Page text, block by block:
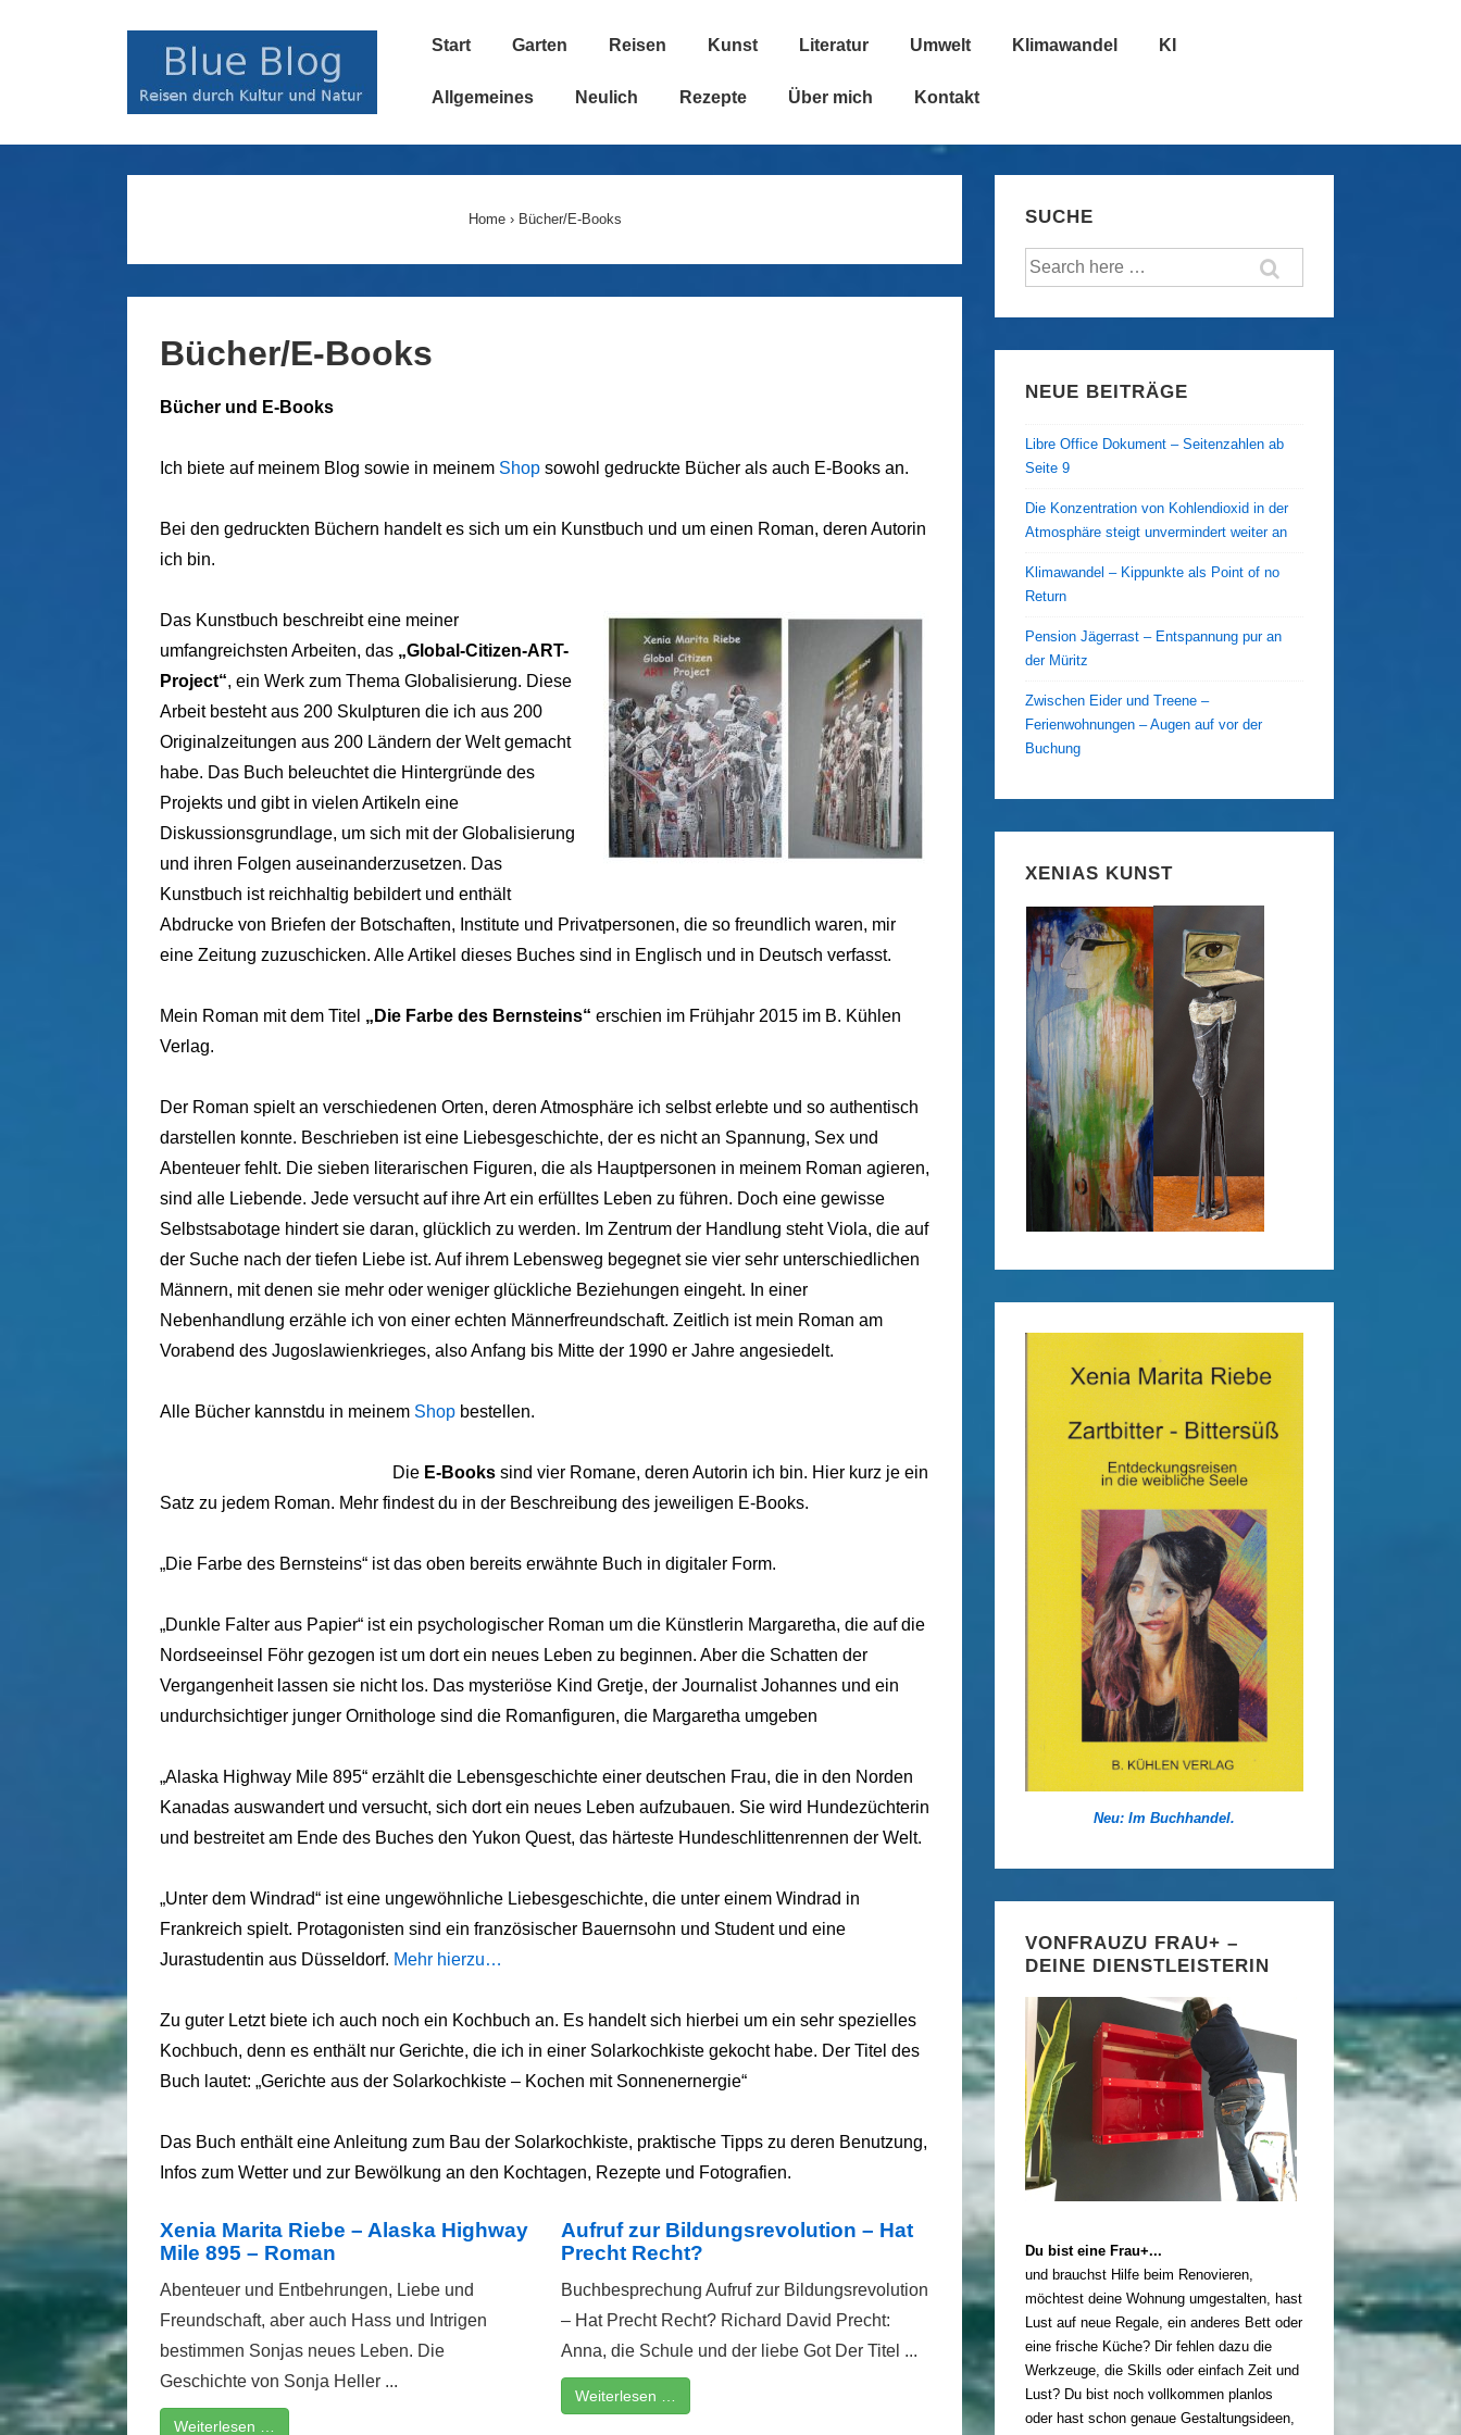
Main
Start Garten Reisen Kunst Literatur Umwelt Klimawandel KI
Allgemeines Neulich Rezepte Über mich Kontakt
Home › Bücher/E-Books
Bücher/E-Books
Bücher und E-Books
Ich biete auf meinem Blog sowie in meinem Shop sowohl gedruckte Bücher als auch E-Books an.
Bei den gedruckten Büchern handelt es sich um ein Kunstbuch und um einen Roman, deren Autorin
ich bin.
Das Kunstbuch beschreibt eine meiner
umfangreichsten Arbeiten, das „Global-Citizen-ART-
Project“, ein Werk zum Thema Globalisierung. Diese
Arbeit besteht aus 200 Skulpturen die ich aus 200
Originalzeitungen aus 200 Ländern der Welt gemacht
habe. Das Buch beleuchtet die Hintergründe des
Projekts und gibt in vielen Artikeln eine
Diskussionsgrundlage, um sich mit der Globalisierung
und ihren Folgen auseinanderzusetzen. Das
Kunstbuch ist reichhaltig bebildert und enthält
Abdrucke von Briefen der Botschaften, Institute und Privatpersonen, die so freundlich waren, mir
eine Zeitung zuzuschicken. Alle Artikel dieses Buches sind in Englisch und in Deutsch verfasst.
Mein Roman mit dem Titel „Die Farbe des Bernsteins“ erschien im Frühjahr 2015 im B. Kühlen
Verlag.
Der Roman spielt an verschiedenen Orten, deren Atmosphäre ich selbst erlebte und so authentisch
darstellen konnte. Beschrieben ist eine Liebesgeschichte, der es nicht an Spannung, Sex und
Abenteuer fehlt. Die sieben literarischen Figuren, die als Hauptpersonen in meinem Roman agieren,
sind alle Liebende. Jede versucht auf ihre Art ein erfülltes Leben zu führen. Doch eine gewisse
Selbstsabotage hindert sie daran, glücklich zu werden. Im Zentrum der Handlung steht Viola, die auf
der Suche nach der tiefen Liebe ist. Auf ihrem Lebensweg begegnet sie vier sehr unterschiedlichen
Männern, mit denen sie mehr oder weniger glückliche Beziehungen eingeht. In einer
Nebenhandlung erzähle ich von einer echten Männerfreundschaft. Zeitlich ist mein Roman am
Vorabend des Jugoslawienkrieges, also Anfang bis Mitte der 1990 er Jahre angesiedelt.
Alle Bücher kannstdu in meinem Shop bestellen.
Die E-Books sind vier Romane, deren Autorin ich bin. Hier kurz je ein
Satz zu jedem Roman. Mehr findest du in der Beschreibung des jeweiligen E-Books.
„Die Farbe des Bernsteins“ ist das oben bereits erwähnte Buch in digitaler Form.
„Dunkle Falter aus Papier“ ist ein psychologischer Roman um die Künstlerin Margaretha, die auf die
Nordseeinsel Föhr gezogen ist um dort ein neues Leben zu beginnen. Aber die Schatten der
Vergangenheit lassen sie nicht los. Das mysteriöse Kind Gretje, der Journalist Johannes und ein
undurchsichtiger junger Ornithologe sind die Romanfiguren, die Margaretha umgeben
„Alaska Highway Mile 895“ erzählt die Lebensgeschichte einer deutschen Frau, die in den Norden
Kanadas auswandert und versucht, sich dort ein neues Leben aufzubauen. Sie wird Hundezüchterin
und bestreitet am Ende des Buches den Yukon Quest, das härteste Hundeschlittenrennen der Welt.
„Unter dem Windrad“ ist eine ungewöhnliche Liebesgeschichte, die unter einem Windrad in
Frankreich spielt. Protagonisten sind ein französischer Bauernsohn und Student und eine
Jurastudentin aus Düsseldorf. Mehr hierzu…
Zu guter Letzt biete ich auch noch ein Kochbuch an. Es handelt sich hierbei um ein sehr spezielles
Kochbuch, denn es enthält nur Gerichte, die ich in einer Solarkochkiste gekocht habe. Der Titel des
Buch lautet: „Gerichte aus der Solarkochkiste – Kochen mit Sonnenernergie“
Das Buch enthält eine Anleitung zum Bau der Solarkochkiste, praktische Tipps zu deren Benutzung,
Infos zum Wetter und zur Bewölkung an den Kochtagen, Rezepte und Fotografien.
Xenia Marita Riebe – Alaska Highway
Mile 895 – Roman
Abenteuer und Entbehrungen, Liebe und
Freundschaft, aber auch Hass und Intrigen
bestimmen Sonjas neues Leben. Die
Geschichte von Sonja Heller ...
Weiterlesen …
Aufruf zur Bildungsrevolution – Hat
Precht Recht?
Buchbesprechung Aufruf zur Bildungsrevolution
– Hat Precht Recht? Richard David Precht:
Anna, die Schule und der liebe Got Der Titel ...
Weiterlesen …
SUCHE
Suche
nach:
NEUE BEITRÄGE
Libre Office Dokument – Seitenzahlen ab
Seite 9
Die Konzentration von Kohlendioxid in der
Atmosphäre steigt unvermindert weiter an
Klimawandel – Kippunkte als Point of no
Return
Pension Jägerrast – Entspannung pur an
der Müritz
Zwischen Eider und Treene –
Ferienwohnungen – Augen auf vor der
Buchung
XENIAS KUNST
Neu: Im Buchhandel.
VONFRAUZU FRAU+ –
DEINE DIENSTLEISTERIN
Du bist eine Frau+...
und brauchst Hilfe beim Renovieren,
möchtest deine Wohnung umgestalten, hast
Lust auf neue Regale, ein anderes Bett oder
eine frische Küche? Dir fehlen dazu die
Werkzeuge, die Skills oder einfach Zeit und
Lust? Du bist noch vollkommen planlos
oder hast schon genaue Gestaltungsideen,